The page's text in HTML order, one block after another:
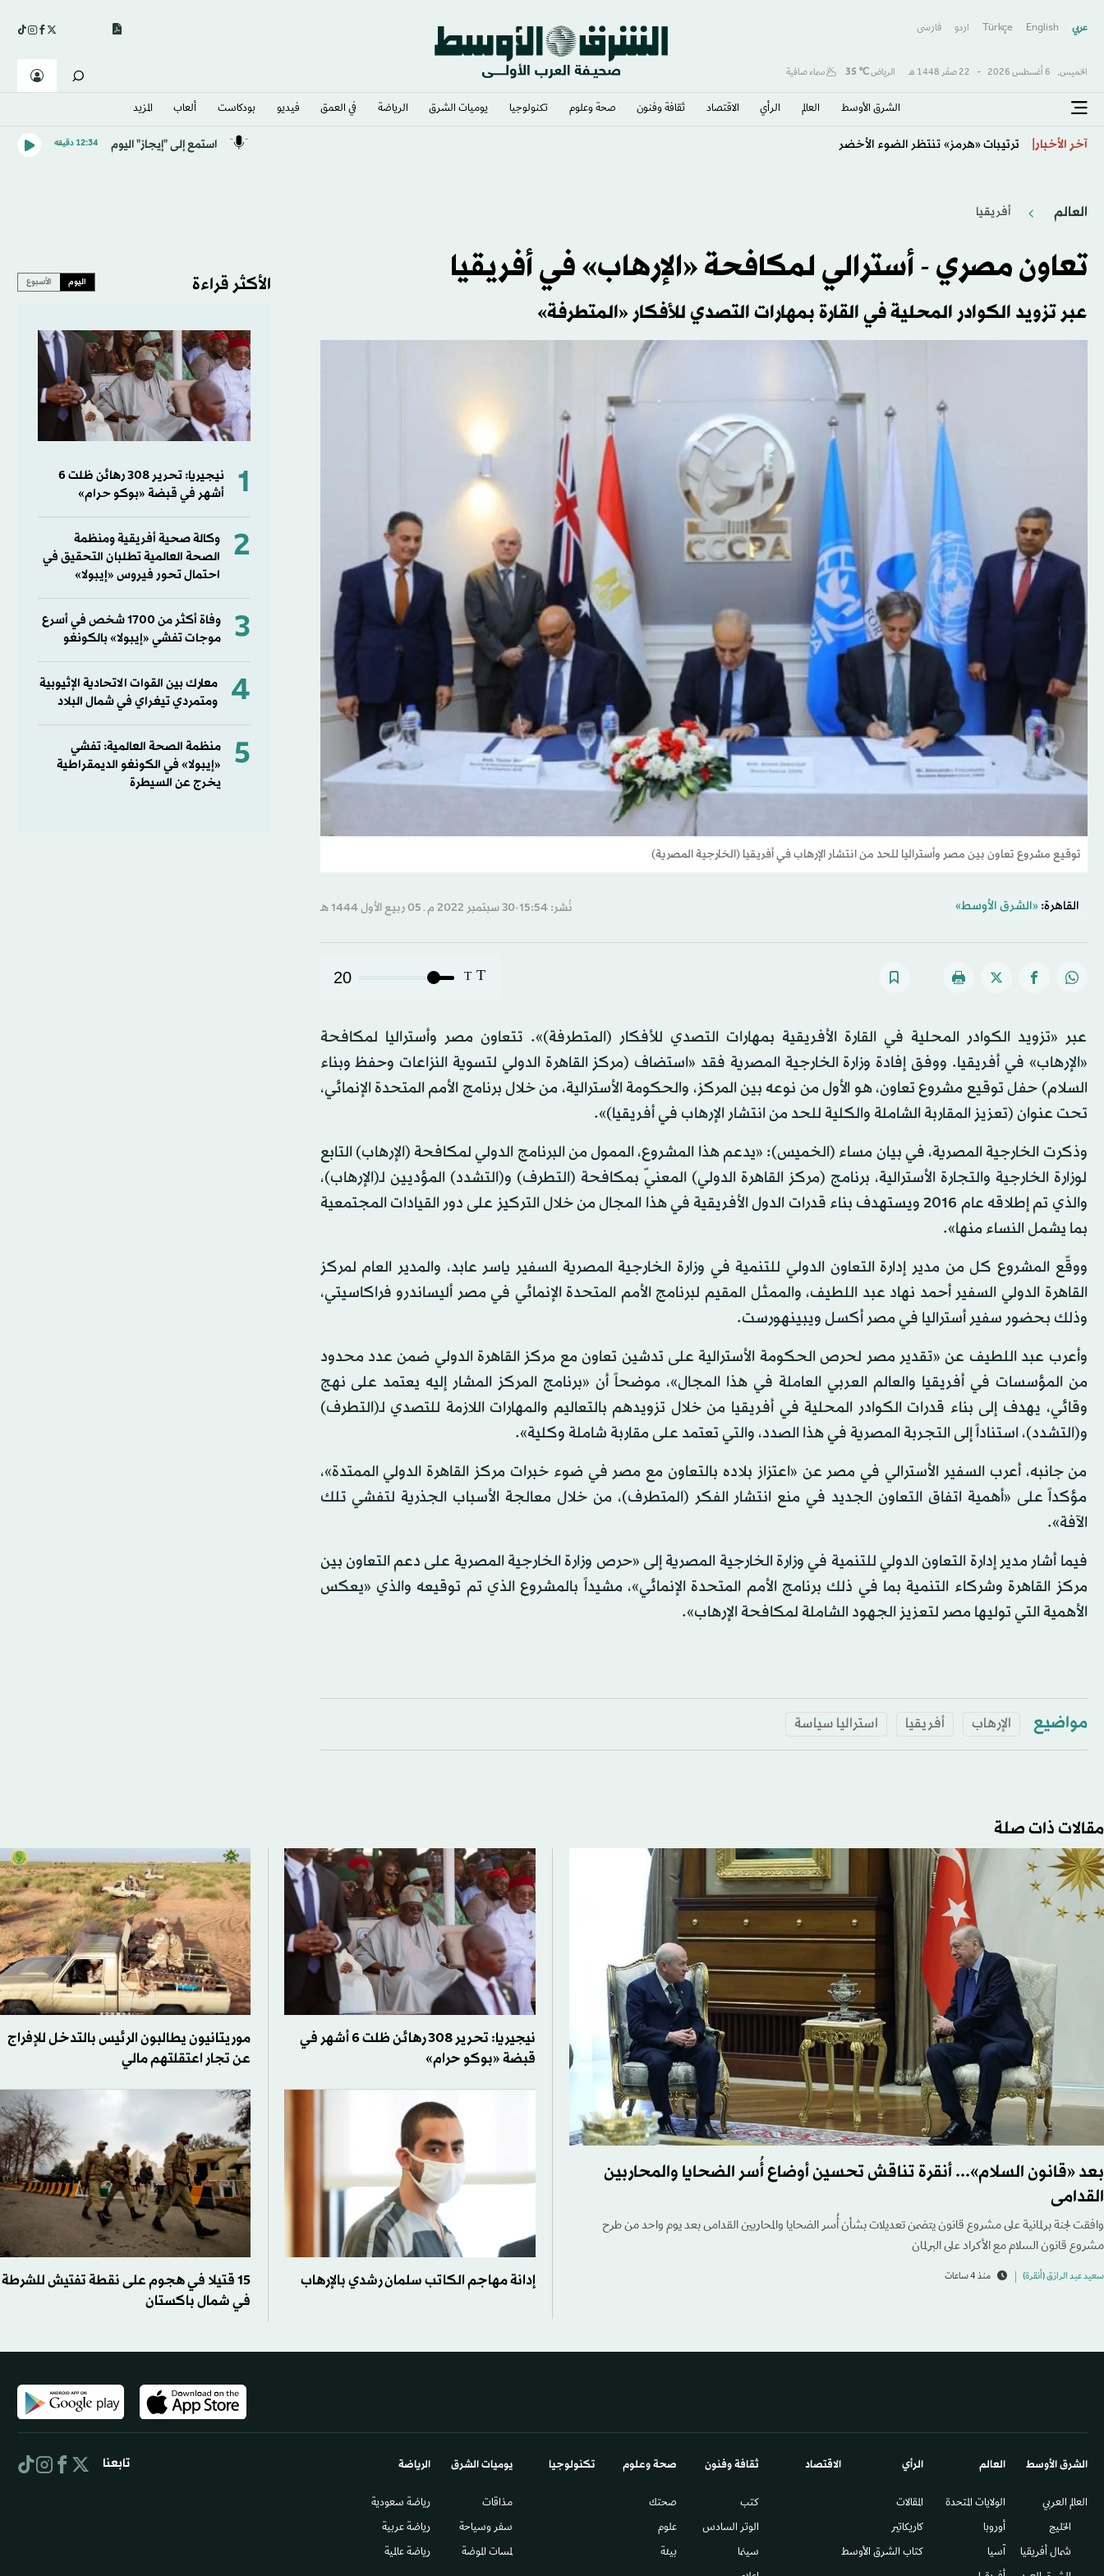
عربي English
Türkçe اردو فارسى
الخميس, 6 أغسطس 2026 - 22 صفَر 1448 هـ الرياض℃
35 سماء صافية
الشرق الأوسط​ العالم الرأي الاقتصاد ثقافة وفنون صحة وعلوم تكنولوجيا يوميات الشرق​ الرياضة في العمق فيديو بودكاست ألعاب المزيد
آخر الأخبار جولة مفاوضات لبنانية ــ إسرائيلية غير حاسمة استمع إلى "إيجاز" اليوم 12:34 دقيقه
العالم أفريقيا
تعاون مصري - أسترالي لمكافحة «الإرهاب» في أفريقيا
عبر تزويد الكوادر المحلية في القارة بمهارات التصدي للأفكار «المتطرفة»
توقيع مشروع تعاون بين مصر وأستراليا للحد من انتشار الإرهاب في أفريقيا (الخارجية المصرية)
القاهرة: «الشرق الأوسط» نُشر: 15:54-30 سبتمبر 2022 م ـ 05 ربيع الأول 1444 هـ
T
T
20
عبر «تزويد الكوادر المحلية في القارة الأفريقية بمهارات التصدي للأفكار (المتطرفة)». تتعاون مصر وأستراليا لمكافحة
«الإرهاب» في أفريقيا. ووفق إفادة وزارة الخارجية المصرية فقد «استضاف (مركز القاهرة الدولي لتسوية النزاعات وحفظ وبناء
السلام) حفل توقيع مشروع تعاون، هو الأول من نوعه بين المركز، والحكومة الأسترالية، من خلال برنامج الأمم المتحدة الإنمائي،
تحت عنوان (تعزيز المقاربة الشاملة والكلية للحد من انتشار الإرهاب في أفريقيا)».
وذكرت الخارجية المصرية، في بيان مساء (الخميس): «يدعم هذا المشروع، الممول من البرنامج الدولي لمكافحة (الإرهاب) التابع
لوزارة الخارجية والتجارة الأسترالية، برنامج (مركز القاهرة الدولي) المعنيّ بمكافحة (التطرف) و(التشدد) المؤديين لـ(الإرهاب)،
والذي تم إطلاقه عام 2016 ويستهدف بناء قدرات الدول الأفريقية في هذا المجال من خلال التركيز على دور القيادات المجتمعية
بما يشمل النساء منها».
ووقّع المشروع كل من مدير إدارة التعاون الدولي للتنمية في وزارة الخارجية المصرية السفير ياسر عابد، والمدير العام لمركز
القاهرة الدولي السفير أحمد نهاد عبد اللطيف، والممثل المقيم لبرنامج الأمم المتحدة الإنمائي في مصر أليساندرو فراكاسيتي،
وذلك بحضور سفير أستراليا في مصر أكسل ويبينهورست.
وأعرب عبد اللطيف عن «تقدير مصر لحرص الحكومة الأسترالية على تدشين تعاون مع مركز القاهرة الدولي ضمن عدد محدود
من المؤسسات في أفريقيا والعالم العربي العاملة في هذا المجال»، موضحاً أن «برنامج المركز المشار إليه يعتمد على نهج
وقائي، يهدف إلى بناء قدرات الكوادر المحلية في أفريقيا من خلال تزويدهم بالتعاليم والمهارات اللازمة للتصدي لـ(التطرف)
و(التشدد)، استناداً إلى التجربة المصرية في هذا الصدد، والتي تعتمد على مقاربة شاملة وكلية».
من جانبه، أعرب السفير الأسترالي في مصر عن «اعتزاز بلاده بالتعاون مع مصر في ضوء خبرات مركز القاهرة الدولي الممتدة»،
مؤكداً على «أهمية اتفاق التعاون الجديد في منع انتشار الفكر (المتطرف)، من خلال معالجة الأسباب الجذرية لتفشي تلك
الآفة».
فيما أشار مدير إدارة التعاون الدولي للتنمية في وزارة الخارجية المصرية إلى «حرص وزارة الخارجية المصرية على دعم التعاون بين
مركز القاهرة وشركاء التنمية بما في ذلك برنامج الأمم المتحدة الإنمائي»، مشيداً بالمشروع الذي تم توقيعه والذي «يعكس
الأهمية التي توليها مصر لتعزيز الجهود الشاملة لمكافحة الإرهاب».
مواضيع الإرهاب أفريقيا استراليا سياسة
الأكثر قراءة اليوم الأسبوع
1
نيجيريا: تحرير 308 رهائن ظلت 6
أشهر في قبضة «بوكو حرام»
2
وكالة صحية أفريقية ومنظمة
الصحة العالمية تطلبان التحقيق في
احتمال تحور فيروس «إيبولا»
3
وفاة أكثر من 1700 شخص في أسرع
موجات تفشي «إيبولا» بالكونغو
4
معارك بين القوات الاتحادية الإثيوبية
ومتمردي تيغراي في شمال البلاد
5
منظمة الصحة العالمية: تفشي
«إيبولا» في الكونغو الديمقراطية
يخرج عن السيطرة
مقالات ذات صلة
بعد «قانون السلام»... أنقرة تناقش تحسين أوضاع أُسر الضحايا والمحاربين
القدامى
وافقت لجنة برلمانية على مشروع قانون يتضمن تعديلات بشأن أُسر الضحايا والمحاربين القدامى بعد يوم واحد من طرح
مشروع قانون السلام مع الأكراد على البرلمان
سعيد عبد الرازق (أنقرة) منذ 4 ساعات
نيجيريا: تحرير 308 رهائن ظلت 6 أشهر في
قبضة «بوكو حرام»
موريتانيون يطالبون الرئيس بالتدخل للإفراج
عن تجار اعتقلتهم مالي
إدانة مهاجم الكاتب سلمان رشدي بالإرهاب
15 قتيلا في هجوم على نقطة تفتيش للشرطة
في شمال باكستان
الشرق الأوسط​
العالم العربي
الخليج
شمال أفريقيا
العالم
الولايات المتحدة
أوروبا
آسيا
الرأي
المقالات
كاريكاتير
كتاب الشرق الأوسط
الاقتصاد ثقافة وفنون
كتب
الوتر السادس​
سينما
صحة وعلوم
صحتك
علوم
بيئة
تكنولوجيا يوميات الشرق​
مذاقات
سفر وسياحة
لمسات الموضة
الرياضة
رياضة سعودية
رياضة عربية
رياضة عالمية
تابعنا